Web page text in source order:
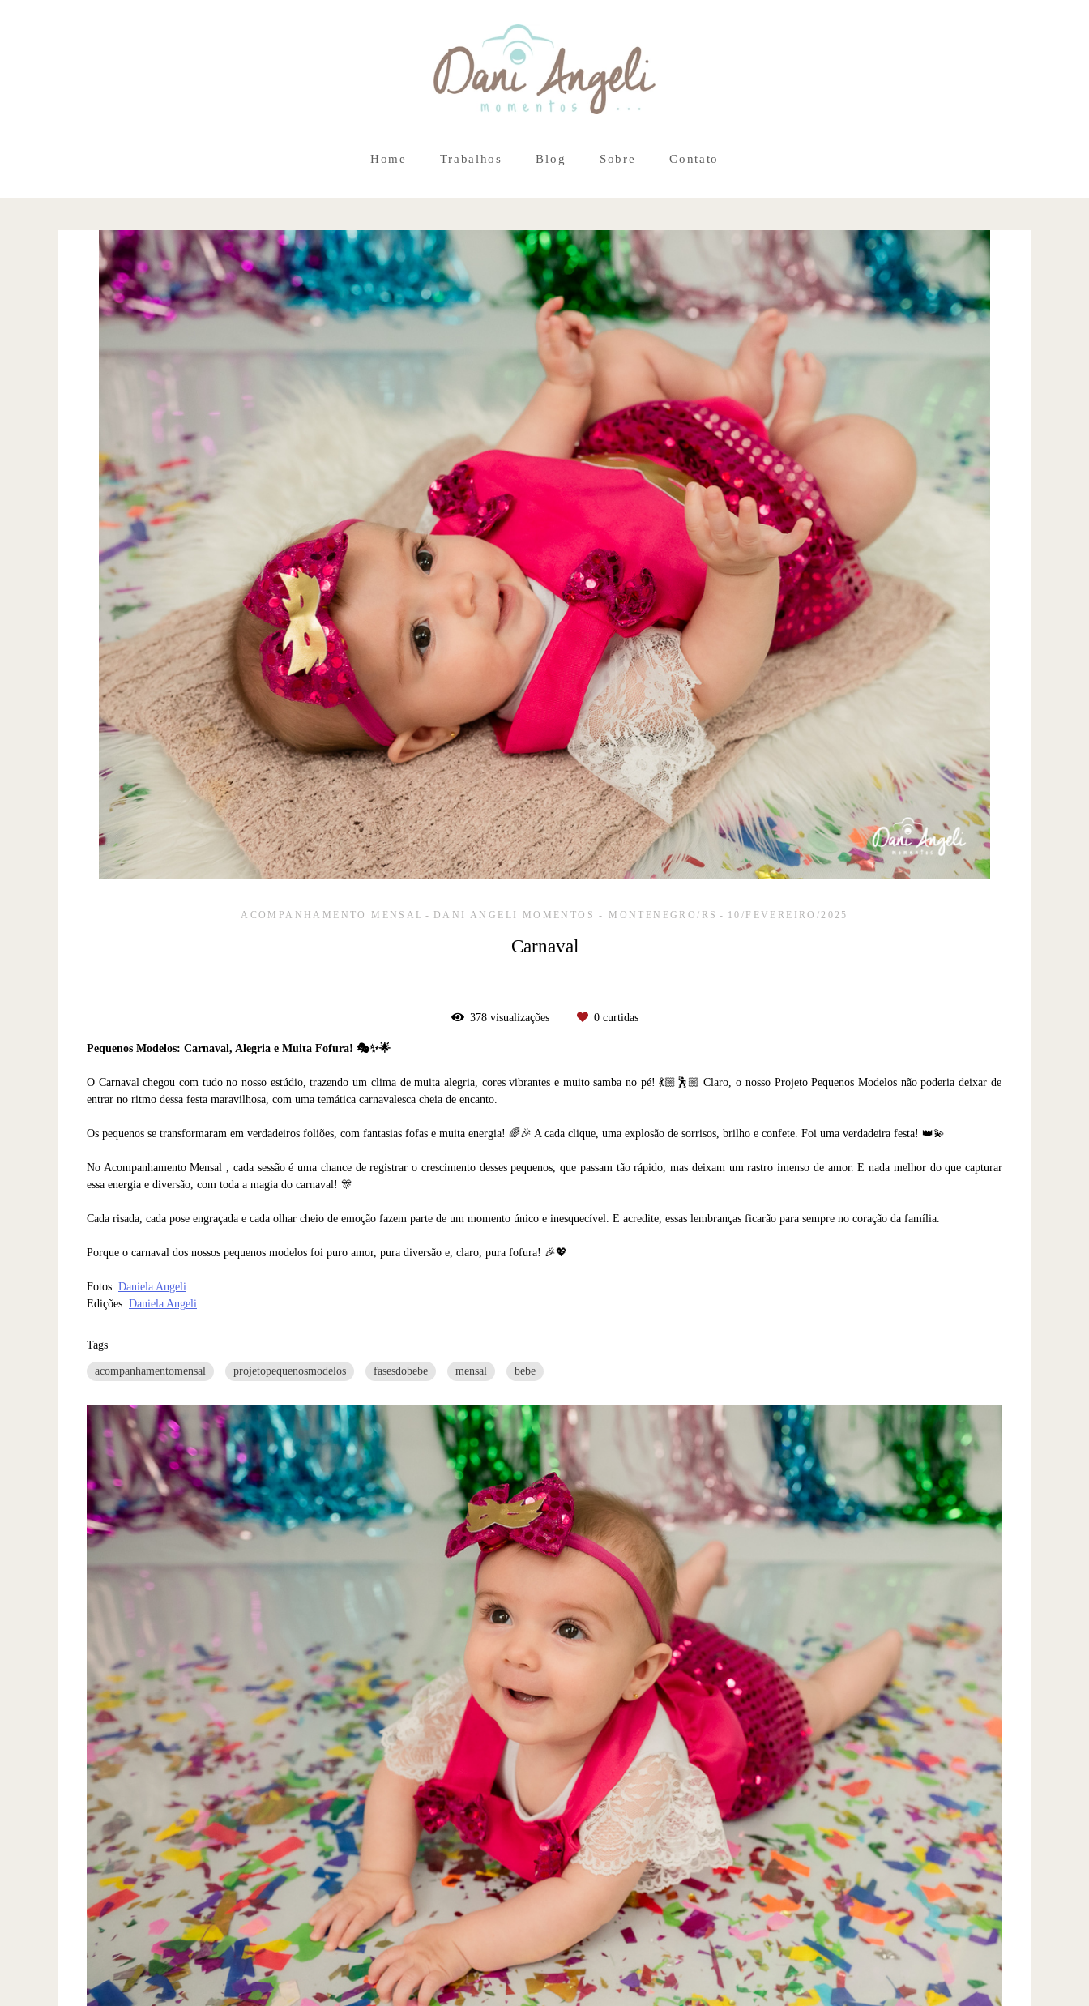
Home Trabalhos Blog Sobre Contato
ACOMPANHAMENTO MENSAL DANI ANGELI MOMENTOS - MONTENEGRO/RS 10/FEVEREIRO/2025
Carnaval
378visualizações 0curtidas
Pequenos Modelos: Carnaval, Alegria e Muita Fofura! 🎭✨🌟
O Carnaval chegou com tudo no nosso estúdio, trazendo um clima de muita alegria, cores vibrantes e muito samba no pé! 💃🏼🕺🏼 Claro, o nosso Projeto Pequenos Modelos não poderia deixar de
entrar no ritmo dessa festa maravilhosa, com uma temática carnavalesca cheia de encanto.
Os pequenos se transformaram em verdadeiros foliões, com fantasias fofas e muita energia! 🌈🎉 A cada clique, uma explosão de sorrisos, brilho e confete. Foi uma verdadeira festa! 👑💫
No Acompanhamento Mensal , cada sessão é uma chance de registrar o crescimento desses pequenos, que passam tão rápido, mas deixam um rastro imenso de amor. E nada melhor do que capturar
essa energia e diversão, com toda a magia do carnaval! 🎊
Cada risada, cada pose engraçada e cada olhar cheio de emoção fazem parte de um momento único e inesquecível. E acredite, essas lembranças ficarão para sempre no coração da família.
Porque o carnaval dos nossos pequenos modelos foi puro amor, pura diversão e, claro, pura fofura! 🎉💖
Fotos: Daniela Angeli
Edições: Daniela Angeli
Tags
acompanhamentomensal projetopequenosmodelos fasesdobebe mensal bebe